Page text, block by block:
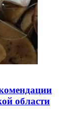
области